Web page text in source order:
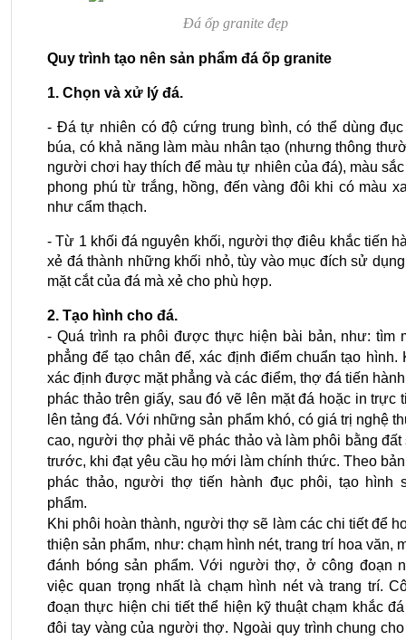
Đá ốp granite đẹp
Quy trình tạo nên sản phẩm đá ốp granite
1. Chọn và xử lý đá.
- Đá tự nhiên có độ cứng trung bình, có thể dùng
búa, có khả năng làm màu nhân tạo (nhưng thông
người chơi hay thích để màu tự nhiên của đá), màu
phong phú từ trắng, hồng, đến vàng đôi khi có màu
như cẩm thạch.
- Từ 1 khối đá nguyên khối, người thợ điêu khắc tiến
xẻ đá thành những khối nhỏ, tùy vào mục đích sử
mặt cắt của đá mà xẻ cho phù hợp.
2. Tạo hình cho đá.
- Quá trình ra phôi được thực hiện bài bản, như: tìm
phẳng để tạo chân đế, xác định điểm chuẩn tạo hình.
xác định được mặt phẳng và các điểm, thợ đá tiến
phác thảo trên giấy, sau đó vẽ lên mặt đá hoặc in trực
lên tảng đá. Với những sản phẩm khó, có giá trị nghệ
cao, người thợ phải vẽ phác thảo và làm phôi bằng đất
trước, khi đạt yêu cầu họ mới làm chính thức. Theo
phác thảo, người thợ tiến hành đục phôi, tạo hình
phẩm.
Khi phôi hoàn thành, người thợ sẽ làm các chi tiết để
thiện sản phẩm, như: chạm hình nét, trang trí hoa văn,
đánh bóng sản phẩm. Với người thợ, ở công đoạn
việc quan trọng nhất là chạm hình nét và trang trí.
đoạn thực hiện chi tiết thể hiện kỹ thuật chạm khắc
đôi tay vàng của người thợ. Ngoài quy trình chung